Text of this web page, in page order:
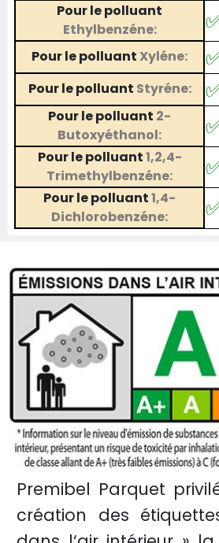
Pour le polluant
Ethylbenzéne:
Pour le polluantXyléne:
Pour le polluant Styréne:
Pour le polluant 2-
Butoxyéthanol:
Pour le polluant1,2,4-
Trimethylbenzéne:
Pour le polluant1,4-
Dichlorobenzéne:
Premibel Parquet
création des